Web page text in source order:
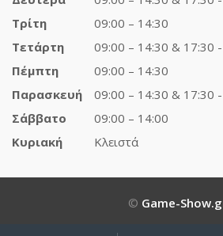
Τρίτη
09:00 – 14:30
Τετάρτη
09:00 – 14:30 & 17:30
Πέμπτη
09:00 – 14:30
Παρασκευή
09:00 – 14:30 & 17:30
Σάββατο
09:00 – 14:00
Κυριακή
Κλειστά
© Game-